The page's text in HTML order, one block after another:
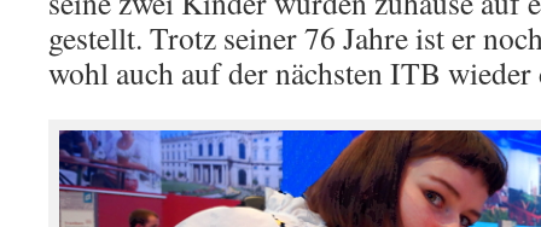
gestellt. Trotz seiner 76 Jahre ist er
wohl auch auf der nächsten ITB